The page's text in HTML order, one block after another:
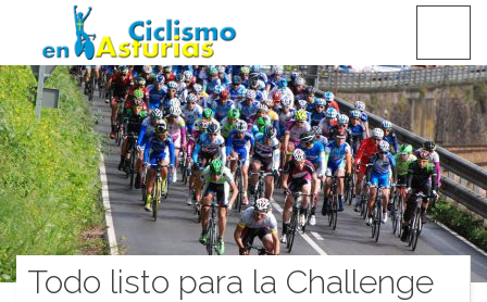
CICLISMO EN ASTURIAS
Todo listo para la Challenge